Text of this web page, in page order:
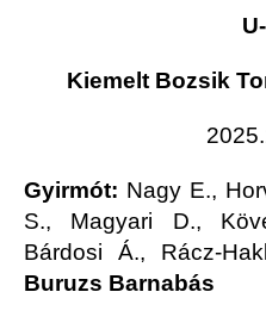
Kiemelt Bozsik
Gyirmót: Nagy E.,
S., Magyari D.,
Bárdosi Á., Rácz-
Buruzs Barnabás